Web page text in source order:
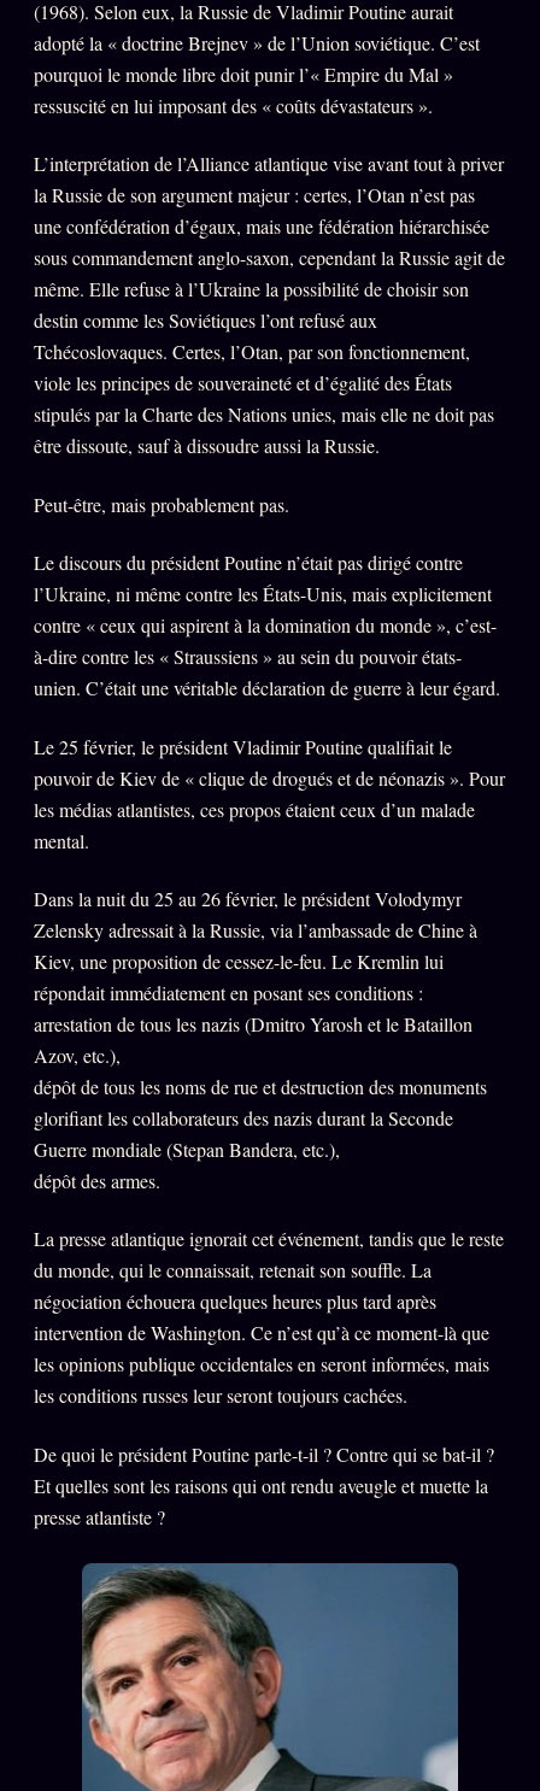
FAQ
Corrections · Erratum
Mentions légales
(1968). Selon eux, la Russie de Vladimir Poutine aurait
adopté la « doctrine Brejnev » de l’Union soviétique. C’est
pourquoi le monde libre doit punir l’« Empire du Mal »
ressuscité en lui imposant des « coûts dévastateurs ».
L’interprétation de l’Alliance atlantique vise avant tout à priver
la Russie de son argument majeur : certes, l’Otan n’est pas
une confédération d’égaux, mais une fédération hiérarchisée
sous commandement anglo-saxon, cependant la Russie agit de
même. Elle refuse à l’Ukraine la possibilité de choisir son
destin comme les Soviétiques l’ont refusé aux
Tchécoslovaques. Certes, l’Otan, par son fonctionnement,
viole les principes de souveraineté et d’égalité des États
stipulés par la Charte des Nations unies, mais elle ne doit pas
être dissoute, sauf à dissoudre aussi la Russie.
Peut-être, mais probablement pas.
Le discours du président Poutine n’était pas dirigé contre
l’Ukraine, ni même contre les États-Unis, mais explicitement
contre « ceux qui aspirent à la domination du monde », c’est-
à-dire contre les « Straussiens » au sein du pouvoir états-
unien. C’était une véritable déclaration de guerre à leur égard.
Le 25 février, le président Vladimir Poutine qualifiait le
pouvoir de Kiev de « clique de drogués et de néonazis ». Pour
les médias atlantistes, ces propos étaient ceux d’un malade
mental.
Dans la nuit du 25 au 26 février, le président Volodymyr
Zelensky adressait à la Russie, via l’ambassade de Chine à
Kiev, une proposition de cessez-le-feu. Le Kremlin lui
répondait immédiatement en posant ses conditions :
arrestation de tous les nazis (Dmitro Yarosh et le Bataillon
Azov, etc.),
dépôt de tous les noms de rue et destruction des monuments
glorifiant les collaborateurs des nazis durant la Seconde
Guerre mondiale (Stepan Bandera, etc.),
dépôt des armes.
La presse atlantique ignorait cet événement, tandis que le reste
du monde, qui le connaissait, retenait son souffle. La
négociation échouera quelques heures plus tard après
intervention de Washington. Ce n’est qu’à ce moment-là que
les opinions publique occidentales en seront informées, mais
les conditions russes leur seront toujours cachées.
De quoi le président Poutine parle-t-il ? Contre qui se bat-il ?
Et quelles sont les raisons qui ont rendu aveugle et muette la
presse atlantiste ?